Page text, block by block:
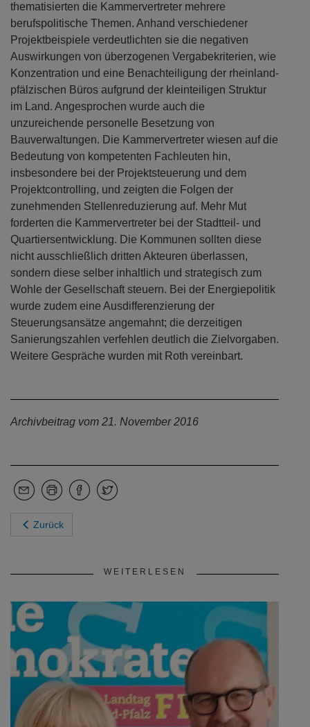
thematisierten die Kammervertreter mehrere
berufspolitische Themen. Anhand verschiedener
Projektbeispiele verdeutlichten sie die negativen
Auswirkungen von überzogenen Vergabekriterien, wie
Konzentration und eine Benachteiligung der rheinland-
pfälzischen Büros aufgrund der kleinteiligen Struktur
im Land. Angesprochen wurde auch die
unzureichende personelle Besetzung von
Bauverwaltungen. Die Kammervertreter wiesen auf die
Bedeutung von kompetenten Fachleuten hin,
insbesondere bei der Projektsteuerung und dem
Projektcontrolling, und zeigten die Folgen der
zunehmenden Stellenreduzierung auf. Mehr Mut
forderten die Kammervertreter bei der Stadtteil- und
Quartiersentwicklung. Die Kommunen sollten diese
nicht ausschließlich dritten Akteuren überlassen,
sondern diese selber inhaltlich und strategisch zum
Wohle der Gesellschaft steuern. Bei der Energiepolitik
wurde zudem eine Ausdifferenzierung der
Steuerungsansätze angemahnt; die derzeitigen
Sanierungszahlen verfehlen deutlich die Zielvorgaben.
Weitere Gespräche wurden mit Roth vereinbart.
Archivbeitrag vom 21. November 2016
Zurück
WEITERLESEN